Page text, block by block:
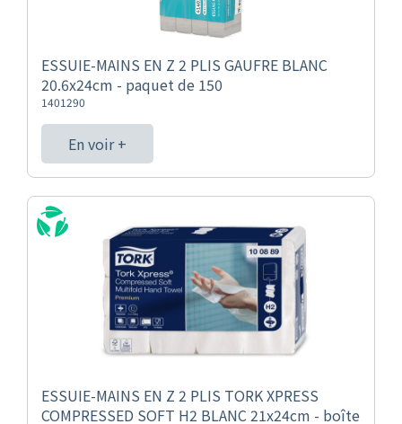
ESSUIE-MAINS EN Z 2 PLIS GAUFRE BLANC
20.6x24cm - paquet de 150
1401290
En voir +
ESSUIE-MAINS EN Z 2 PLIS TORK XPRESS
COMPRESSED SOFT H2 BLANC 21x24cm - boîte